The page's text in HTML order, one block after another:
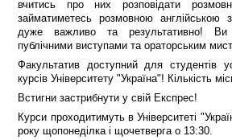
вчитись про них розповідати
займатиметесь розмовною
дуже важливо та результативно! Ви
публічними виступами та ораторським
Факультатив доступний для студентів
курсів Університету "Україна"! Кількість
Встигни застрибнути у свій Експрес!
Курси проходитимуть в Університеті
року щопонеділка і щочетверга о 13:30.